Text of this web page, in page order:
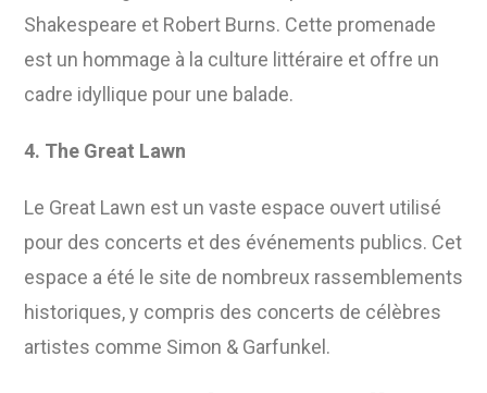
Shakespeare et Robert Burns. Cette promenade
est un hommage à la culture littéraire et offre un
cadre idyllique pour une balade.
4. The Great Lawn
Le Great Lawn est un vaste espace ouvert utilisé
pour des concerts et des événements publics. Cet
espace a été le site de nombreux rassemblements
historiques, y compris des concerts de célèbres
artistes comme Simon & Garfunkel.